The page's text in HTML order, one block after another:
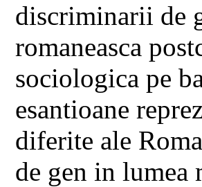
discriminarii de
romaneasca
sociologica pe
esantioane
diferite ale
de gen in lumea